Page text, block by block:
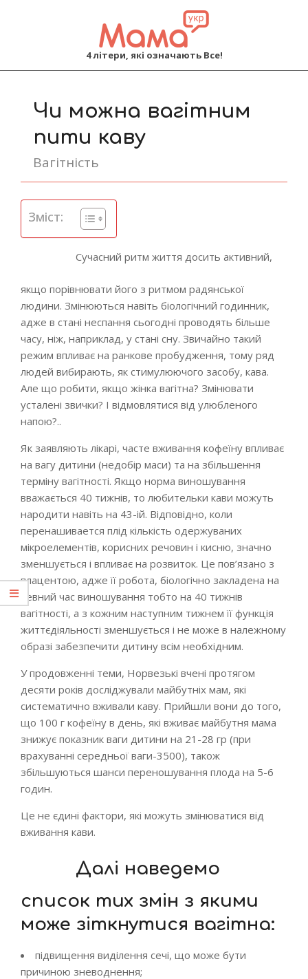
4 літери, які означають Все!
Чи можна вагітним
пити каву
Вагітність
Зміст:
Сучасний ритм життя досить активний,
якщо порівнювати його з ритмом радянської
людини. Змінюються навіть біологічний годинник,
адже в стані неспання сьогодні проводять більше
часу, ніж, наприклад, у стані сну. Звичайно такий
режим впливає на ранкове пробудження, тому ряд
людей вибирають, як стимулюючого засобу, кава.
Але що робити, якщо жінка вагітна? Змінювати
усталені звички? І відмовлятися від улюбленого
напою?..
Як заявляють лікарі, часте вживання кофеїну впливає
на вагу дитини (недобір маси) та на збільшення
терміну вагітності. Якщо норма виношування
вважається 40 тижнів, то любительки кави можуть
народити навіть на 43-ій. Відповідно, коли
перенашивается плід кількість одержуваних
мікроелементів, корисних речовин і кисню, значно
зменшується і впливає на розвиток. Це пов’язано з
плацентою, адже її робота, біологічно закладена на
певний час виношування тобто на 40 тижнів
вагітності, а з кожним наступним тижнем її функція
життєдіяльності зменшується і не може в належному
образі забезпечити дитину всім необхідним.
У продовженні теми, Норвезькі вчені протягом
десяти років досліджували майбутніх мам, які
систематично вживали каву. Прийшли вони до того,
що 100 г кофеїну в день, які вживає майбутня мама
знижує показник ваги дитини на 21-28 гр (при
врахуванні середньої ваги-3500), також
збільшуються шанси переношування плода на 5-6
годин.
Це не єдині фактори, які можуть змінюватися від
вживання кави.
Далі наведемо
список тих змін з якими
може зіткнутися вагітна:
підвищення виділення сечі, що може бути
причиною зневоднення;